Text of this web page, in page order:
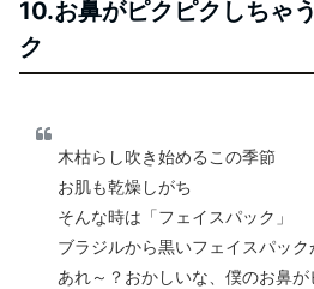
10.お鼻がピクピクしちゃ
ク
木枯らし吹き始めるこの季節
お肌も乾燥しがち
そんな時は「フェイスパック」
ブラジルから黒いフェイスパッ
あれ～？おかしいな、僕のお鼻が